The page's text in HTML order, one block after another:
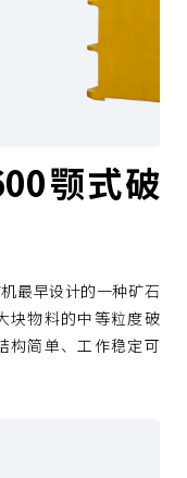
颚式破
最早设计的一种矿石
块物料的中等粒度破
构简单、工作稳定可